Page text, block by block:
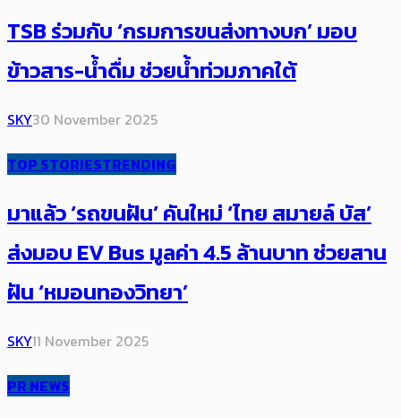
TSB ร่วมกับ ‘กรมการขนส่งทางบก’ มอบ
ข้าวสาร-น้ำดื่ม ช่วยน้ำท่วมภาคใต้
SKY30 November 2025
TOP STORIESTRENDING
มาแล้ว ‘รถขนฝัน’ คันใหม่ ‘ไทย สมายล์ บัส’
ส่งมอบ EV Bus มูลค่า 4.5 ล้านบาท ช่วยสาน
ฝัน​ ‘หมอนทองวิทยา’
SKY11 November 2025
PR NEWS